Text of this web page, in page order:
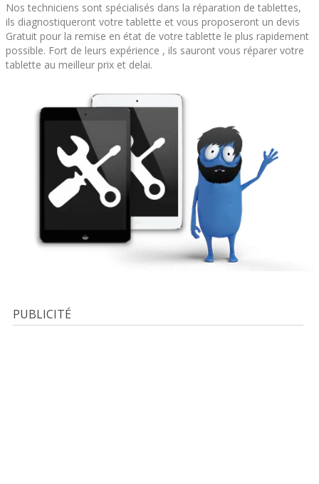
Nos techniciens sont spécialisés dans la réparation de tablettes,
ils diagnostiqueront votre tablette et vous proposeront un devis
Gratuit pour la remise en état de votre tablette le plus rapidement
possible. Fort de leurs expérience , ils sauront vous réparer votre
tablette au meilleur prix et delai.
PUBLICITÉ